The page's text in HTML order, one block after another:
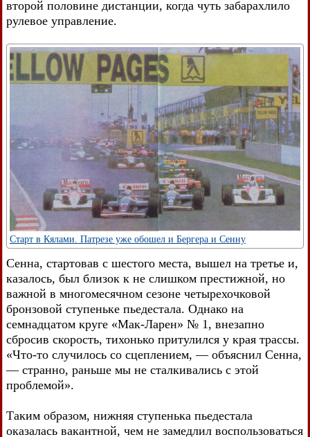
второй половине дистанции, когда чуть забарахлило
рулевое управление.
Старт в Кялами. Патрезе уже обошел и Бергера и Сенну
Сенна, стартовав с шестого места, вышел на третье и,
казалось, был близок к не слишком престижной, но
важной в многомесячном сезоне четырехочковой
бронзовой ступеньке пьедестала. Однако на
семнадцатом круге «Мак-Ларен» № 1, внезапно
сбросив скорость, тихонько притулился у края трассы.
«Что-то случилось со сцеплением, — объяснил Сенна,
— странно, раньше мы не сталкивались с этой
проблемой».
Таким образом, нижняя ступенька пьедестала
оказалась вакантной, чем не замедлил воспользоваться